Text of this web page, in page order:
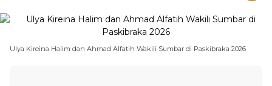
Ulya Kireina Halim dan Ahmad Alfatih Wakili Sumbar di Paskibraka 2026